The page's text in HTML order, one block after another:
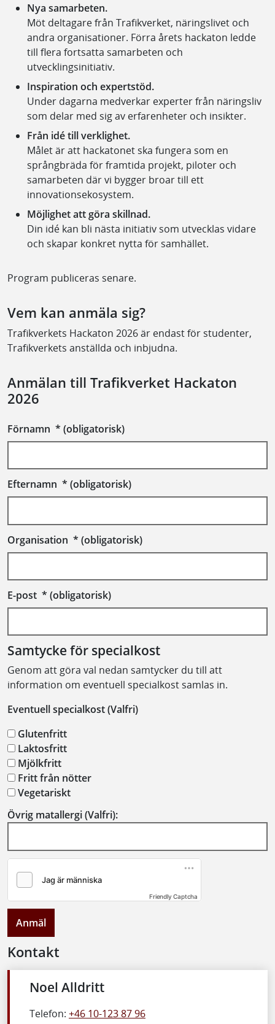
Nya samarbeten.
Möt deltagare från Trafikverket, näringslivet och
andra organisationer. Förra årets hackaton ledde
till flera fortsatta samarbeten och
utvecklingsinitiativ.
Inspiration och expertstöd.
Under dagarna medverkar experter från näringsliv
som delar med sig av erfarenheter och insikter.
Från idé till verklighet.
Målet är att hackatonet ska fungera som en
språngbräda för framtida projekt, piloter och
samarbeten där vi bygger broar till ett
innovationsekosystem.
Möjlighet att göra skillnad.
Din idé kan bli nästa initiativ som utvecklas vidare
och skapar konkret nytta för samhället.
Program publiceras senare.
Vem kan anmäla sig?
Trafikverkets Hackaton 2026 är endast för studenter,
Trafikverkets anställda och inbjudna.
Anmälan till Trafikverket Hackaton
2026
Förnamn * (obligatorisk)
Efternamn * (obligatorisk)
Organisation * (obligatorisk)
E-post * (obligatorisk)
Samtycke för specialkost
Genom att göra val nedan samtycker du till att
information om eventuell specialkost samlas in.
Eventuell specialkost (Valfri)
Glutenfritt
Laktosfritt
Mjölkfritt
Fritt från nötter
Vegetariskt
Övrig matallergi (Valfri):
Friendly Captcha
Anmäl
Kontakt
Noel Alldritt
Telefon: +46 10-123 87 96